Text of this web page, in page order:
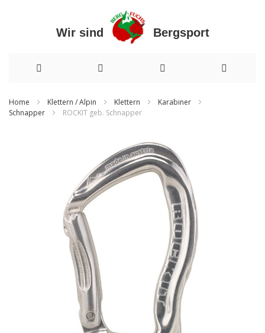
Wir sind Bergsport
zum
Home Klettern / Alpin Klettern
Karabiner
Schnapper
ROCKIT geb. Schnapper